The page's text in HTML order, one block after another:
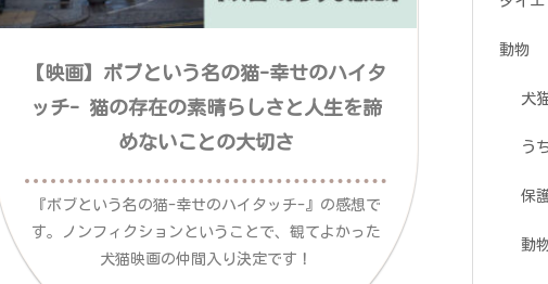
【映画】ボブという名の猫-幸せのハイタ
ッチ- 猫の存在の素晴らしさと人生を諦
めないことの大切さ
『ボブという名の猫-幸せのハイタッチ-』の感想で
す。ノンフィクションということで、観てよかった
犬猫映画の仲間入り決定です！
動物
犬
う
保
動